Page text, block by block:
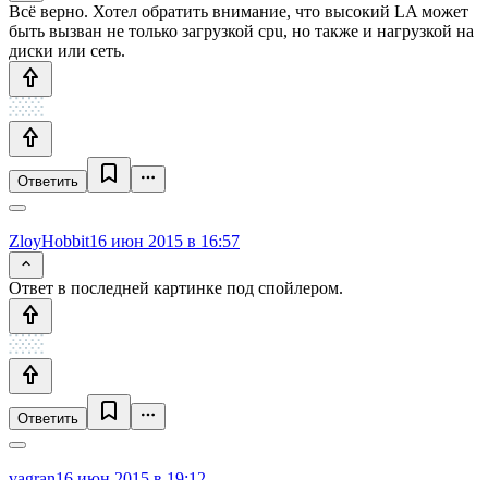
Всё верно. Хотел обратить внимание, что высокий LA может
быть вызван не только загрузкой cpu, но также и нагрузкой на
диски или сеть.
Ответить
ZloyHobbit16 июн 2015 в 16:57
Ответ в последней картинке под спойлером.
Ответить